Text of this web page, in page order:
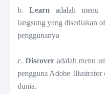
b.Learn adalah menu
langsung yang disediakan
penggunanya
c. Discoveradalah menu
pengguna Adobe Illustrator
dunia.